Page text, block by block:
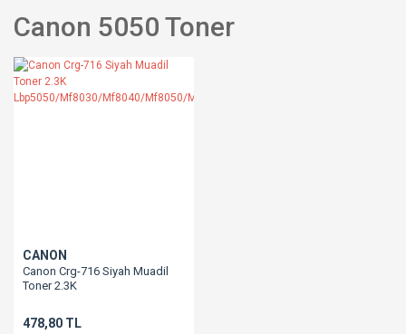
Canon 5050 Toner
CANON
Canon Crg-716 Siyah Muadil
Toner 2.3K
478,80 TL